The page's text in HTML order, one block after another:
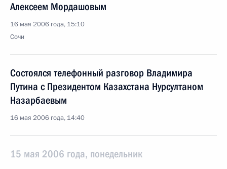
Алексеем Мордашовым
16 мая 2006 года, 15:10
Сочи
Состоялся телефонный разговор Владимира
Путина с Президентом Казахстана Нурсултаном
Назарбаевым
16 мая 2006 года, 14:40
15 мая 2006 года, понедельник